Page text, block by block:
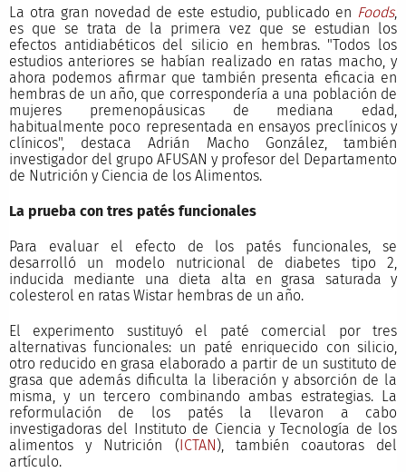
La otra gran novedad de este estudio, publicado en Foods,
es que se trata de la primera vez que se estudian los
efectos antidiabéticos del silicio en hembras. "Todos los
estudios anteriores se habían realizado en ratas macho, y
ahora podemos afirmar que también presenta eficacia en
hembras de un año, que correspondería a una población de
mujeres premenopáusicas de mediana edad,
habitualmente poco representada en ensayos preclínicos y
clínicos", destaca Adrián Macho González, también
investigador del grupo AFUSAN y profesor del Departamento
de Nutrición y Ciencia de los Alimentos.
La prueba con tres patés funcionales
Para evaluar el efecto de los patés funcionales, se
desarrolló un modelo nutricional de diabetes tipo 2,
inducida mediante una dieta alta en grasa saturada y
colesterol en ratas Wistar hembras de un año.
El experimento sustituyó el paté comercial por tres
alternativas funcionales: un paté enriquecido con silicio,
otro reducido en grasa elaborado a partir de un sustituto de
grasa que además dificulta la liberación y absorción de la
misma, y un tercero combinando ambas estrategias. La
reformulación de los patés la llevaron a cabo
investigadoras del Instituto de Ciencia y Tecnología de los
alimentos y Nutrición ( ICTAN), también coautoras del
artículo.